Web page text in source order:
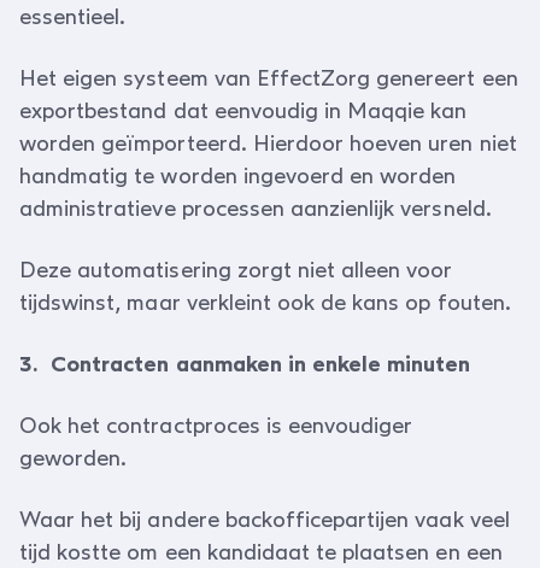
essentieel.
Het eigen systeem van EffectZorg genereert een
exportbestand dat eenvoudig in Maqqie kan
worden geïmporteerd. Hierdoor hoeven uren niet
handmatig te worden ingevoerd en worden
administratieve processen aanzienlijk versneld.
Deze automatisering zorgt niet alleen voor
tijdswinst, maar verkleint ook de kans op fouten.
3. Contracten aanmaken in enkele minuten
Ook het contractproces is eenvoudiger
geworden.
Waar het bij andere backofficepartijen vaak veel
tijd kostte om een kandidaat te plaatsen en een